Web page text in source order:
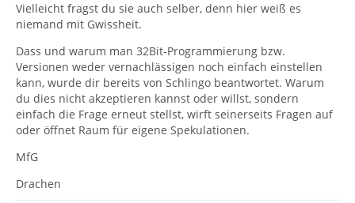
Vielleicht fragst du sie auch selber, denn hier weiß es
niemand mit Gwissheit.
Dass und warum man 32Bit-Programmierung bzw.
Versionen weder vernachlässigen noch einfach einstellen
kann, wurde dir bereits von Schlingo beantwortet. Warum
du dies nicht akzeptieren kannst oder willst, sondern
einfach die Frage erneut stellst, wirft seinerseits Fragen auf
oder öffnet Raum für eigene Spekulationen.
MfG
Drachen